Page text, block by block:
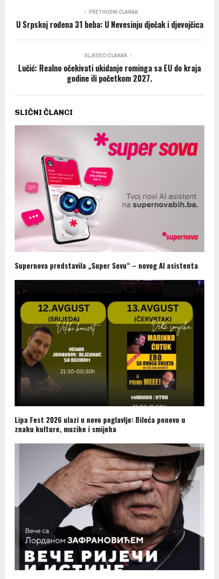
PRETHODNI ČLANAK
U Srpskoj rođena 31 beba: U Nevesinju dječak i djevojčica
SLJEDEĆI ČLANAK
Lučić: Realno očekivati ukidanje rominga sa EU do kraja
godine ili početkom 2027.
SLIČNI ČLANCI
Supernova predstavila „Super Sovu“ – novog AI asistenta
Lipa Fest 2026 ulazi u novo poglavlje: Bileća ponovo u
znaku kulture, muzike i smijeha